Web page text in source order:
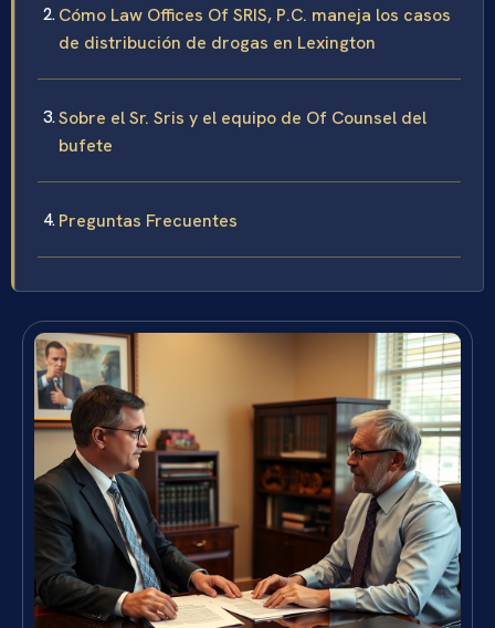
Cómo Law Offices Of SRIS, P.C. maneja los casos
de distribución de drogas en Lexington
Sobre el Sr. Sris y el equipo de Of Counsel del
bufete
Preguntas Frecuentes